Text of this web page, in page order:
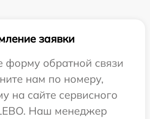
заявки
форму обратной связи
нам по номеру,
на сайте сервисного
Наш менеджер